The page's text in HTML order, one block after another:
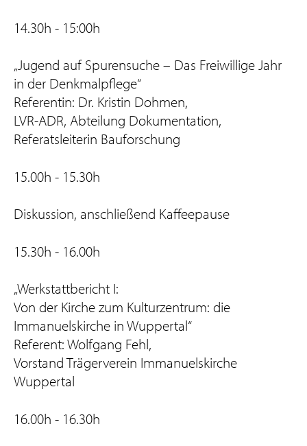
14.30h - 15:00h
„Jugend auf Spurensuche – Das Freiwillige Jahr
in der Denkmalpflege“
Referentin: Dr. Kristin Dohmen,
LVR-ADR, Abteilung Dokumentation,
Referatsleiterin Bauforschung
15.00h - 15.30h
Diskussion, anschließend Kaffeepause
15.30h - 16.00h
„Werkstattbericht I:
Von der Kirche zum Kulturzentrum: die
Immanuelskirche in Wuppertal“
Referent: Wolfgang Fehl,
Vorstand Trägerverein Immanuelskirche
Wuppertal
16.00h - 16.30h